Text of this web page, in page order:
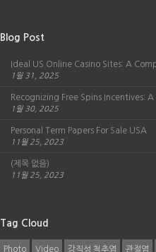
Blog Post
Ideal US Online Casino Sites: A
1월 31, 2025
Recognizing Free Spins Incentives:
1월 30, 2025
Personal Term Papers For Sale USA
11월 25, 2023
(제목 없음)
11월 25, 2023
Tag Cloud
Photo Video 강직성 척추염 관절염